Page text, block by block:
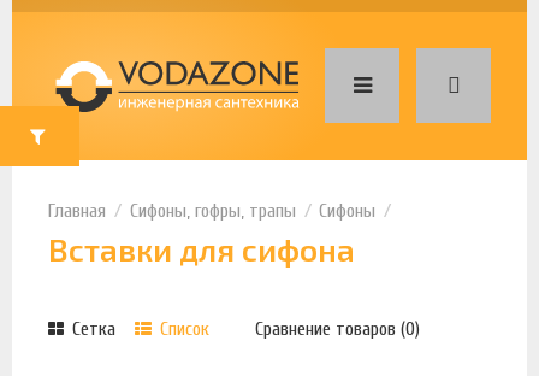
Сифоны, гофры, трапы Сифоны
Вставки для сифона
Сетка Список Сравнение товаров (0)